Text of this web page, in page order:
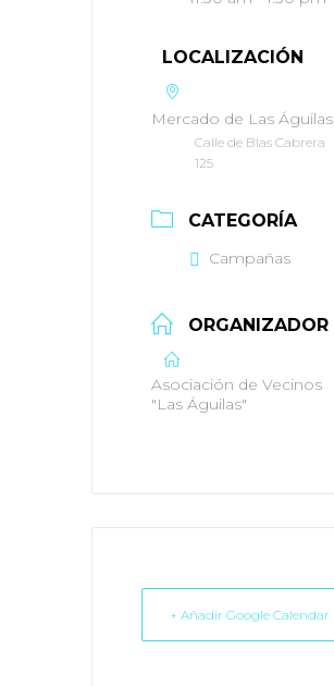
LOCALIZACIÓN
Mercado de Las Águilas
Calle de Blas Cabrera
125
CATEGORÍA
Campañas
ORGANIZADOR
Asociación de Vecinos
"Las Águilas"
+ Añadir Google Calendar